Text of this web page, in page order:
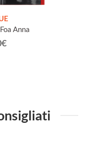
Anna